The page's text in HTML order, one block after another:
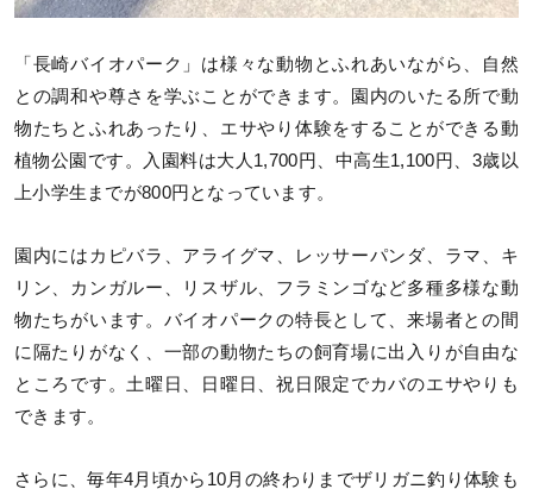
「長崎バイオパーク」は様々な動物とふれあいながら、自然
との調和や尊さを学ぶことができます。園内のいたる所で動
物たちとふれあったり、エサやり体験をすることができる動
植物公園です。入園料は大人1,700円、中高生1,100円、3歳以
上小学生までが800円となっています。
園内にはカピバラ、アライグマ、レッサーパンダ、ラマ、キ
リン、カンガルー、リスザル、フラミンゴなど多種多様な動
物たちがいます。バイオパークの特長として、来場者との間
に隔たりがなく、一部の動物たちの飼育場に出入りが自由な
ところです。土曜日、日曜日、祝日限定でカバのエサやりも
できます。
さらに、毎年4月頃から10月の終わりまでザリガニ釣り体験も